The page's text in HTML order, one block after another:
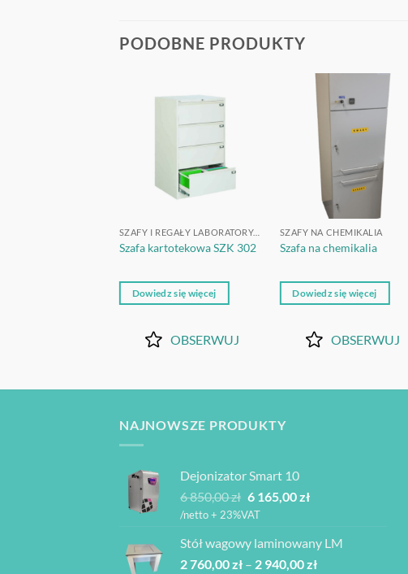
PODOBNE PRODUKTY
SZAFY I REGAŁY LABORATORYJNE
Szafa kartotekowa SZK 302
Dowiedz się więcej
OBSERWUJ
OBSERWUJ
SZAFY NA CHEMIKALIA
Szafa na chemikalia
Dowiedz się więcej
OBSERWUJ
NAJNOWSZE PRODUKTY
Dejonizator Smart 10
6 850,00zł Pierwotna
cena
6
850,00 zł.
6 165,00złAktualna
6
165,00 zł.
/netto + 23%VAT
Stół wagowy laminowany LM
2 760,00zł – 2 940,00złZakres